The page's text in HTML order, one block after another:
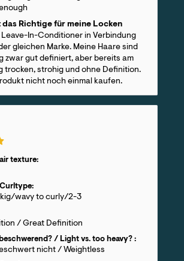
Richtige für meine Locken
Leave-In-Conditioner in Verbindung
gleichen Marke. Meine Haare sind
zwar gut definiert, aber bereits am
trocken, strohig und ohne Definition.
nicht noch einmal kaufen.
texture:
wavy to curly/2-3
/ Great Definition
/ Light vs. too heavy? :
nicht / Weightless